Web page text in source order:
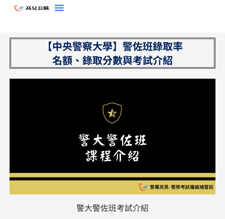
【中央警察大學】警佐班錄取率
名額、錄取分數與考試介紹
警大警佐班考試介紹